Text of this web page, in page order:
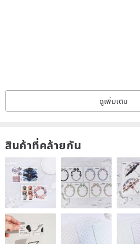
Gemological Institute for appraisal.
series, the buyer will be responsible for
The "Pure Jade" series will include one
|░ Reasons to Love Jadeite ░|
"Jade nourishes the body for three years;
jade for a lifetime."
ดูเพิ่มเติม
สินค้าที่คล้ายกัน